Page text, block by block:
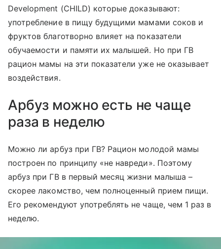
Development (CHILD) которые доказывают:
употребление в пищу будущими мамами соков и
фруктов благотворно влияет на показатели
обучаемости и памяти их малышей. Но при ГВ
рацион мамы на эти показатели уже не оказывает
воздействия.
Арбуз можно есть не чаще
раза в неделю
Можно ли арбуз при ГВ? Рацион молодой мамы
построен по принципу «не навреди». Поэтому
арбуз при ГВ в первый месяц жизни малыша –
скорее лакомство, чем полноценный прием пищи.
Его рекомендуют употреблять не чаще, чем 1 раз в
неделю.